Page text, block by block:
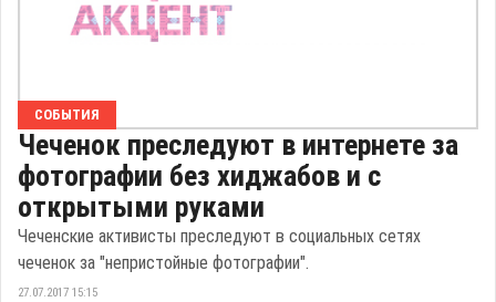
СОБЫТИЯ
Чеченок преследуют в интернете за
фотографии без хиджабов и с
открытыми руками
Чеченские активисты преследуют в социальных сетях
чеченок за "непристойные фотографии".
27.07.2017 15:15